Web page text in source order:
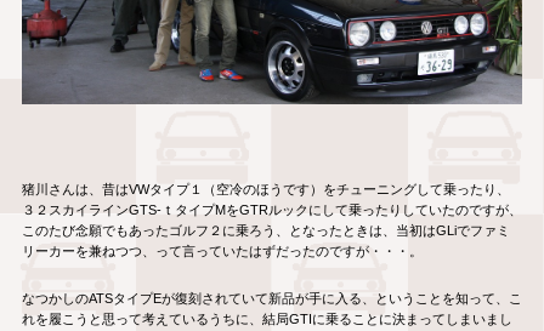
猪川さんは、昔はVWタイプ１（空冷のほうです）をチューニングして乗ったり、
３２スカイラインGTS-ｔタイプMをGTRルックにして乗ったりしていたのですが、
このたび念願でもあったゴルフ２に乗ろう、となったときは、当初はGLiでファミ
リーカーを兼ねつつ、って言っていたはずだったのですが・・・。
なつかしのATSタイプEが復刻されていて新品が手に入る、ということを知って、こ
れを履こうと思って考えているうちに、結局GTIに乗ることに決まってしまいまし